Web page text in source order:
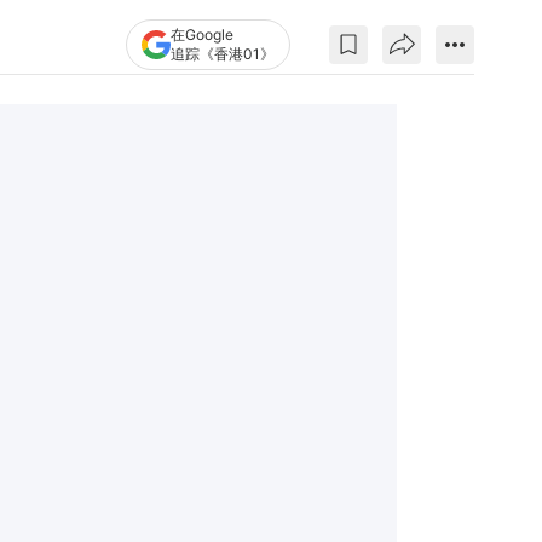
在Google
追踪《香港01》